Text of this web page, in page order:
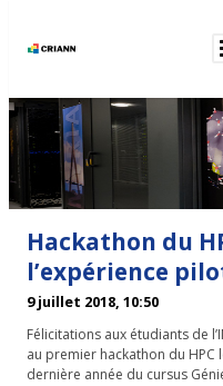
Hackathon du
l’expérience
9 juillet 2018, 10:50
Félicitations aux étudiants de
au premier hackathon du
dernière année du cursus